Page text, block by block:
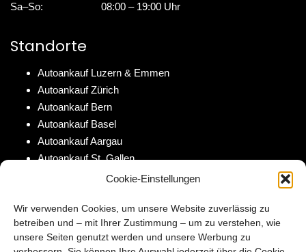
Cookie-Einstellungen
Wir verwenden Cookies, um unsere Website zuverlässig zu
betreiben und – mit Ihrer Zustimmung – um zu verstehen, wie
unsere Seiten genutzt werden und unsere Werbung zu
Sa–So:
08:00 – 19:00 Uhr
Standorte
Autoankauf Luzern & Emmen
Autoankauf Zürich
Autoankauf Bern
Autoankauf Basel
Autoankauf Aargau
Autoankauf St. Gallen
Autoankauf Solothurn
Auf AutoScout24
Unsere Occasionen auf AutoScout24